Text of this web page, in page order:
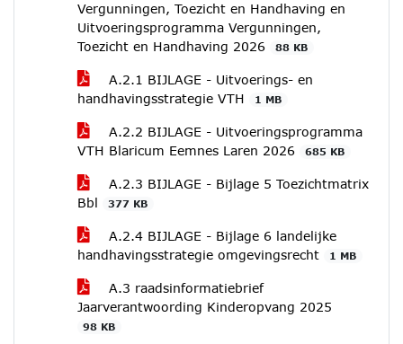
Vergunningen, Toezicht en Handhaving en
Uitvoeringsprogramma Vergunningen,
Toezicht en Handhaving 2026
88 KB
A.2.1 BIJLAGE - Uitvoerings- en
handhavingsstrategie VTH
1 MB
A.2.2 BIJLAGE - Uitvoeringsprogramma
VTH Blaricum Eemnes Laren 2026
685 KB
A.2.3 BIJLAGE - Bijlage 5 Toezichtmatrix
Bbl
377 KB
A.2.4 BIJLAGE - Bijlage 6 landelijke
handhavingsstrategie omgevingsrecht
1 MB
A.3 raadsinformatiebrief
Jaarverantwoording Kinderopvang 2025
98 KB